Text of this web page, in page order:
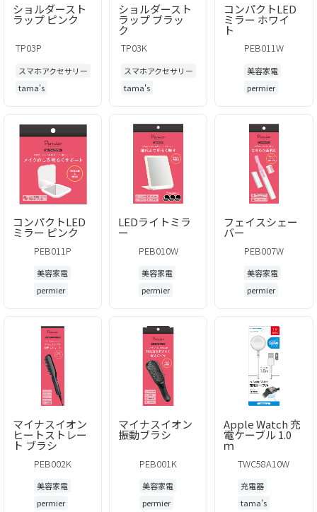
ショルダースト
ラップ ピンク
TP03P
スマホアクセサリー
tama's
ショルダースト
ラップ ブラッ
ク
TP03K
スマホアクセサリー
tama's
コンパクトLED
ミラー ホワイ
ト
PEB011W
美容家電
permier
コンパクトLED
ミラー ピンク
PEB011P
美容家電
permier
LEDライトミラ
ー
PEB010W
美容家電
permier
フェイスシェー
バー
PEB007W
美容家電
permier
マイナスイオン
ヒートストレー
ト ブラシ
PEB002K
美容家電
permier
マイナスイオン
振動ブラシ
PEB001K
美容家電
permier
Apple Watch 充
電ケーブル 1.0
ｍ
TWC58A10W
充電器
tama's